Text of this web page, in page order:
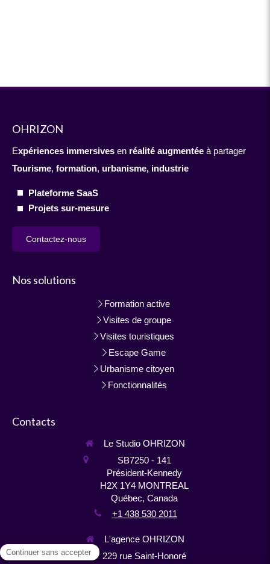
OHRIZON
Expériences immersives en réalité augmentée à partager
Tourisme, formation, urbanisme, industrie
Plateforme SaaS
Projets sur-mesure
Contactez-nous
Nos solutions
Formation active
Visites de groupe
Visites touristiques
Escape Game
Urbanisme citoyen
Fonctionnalités
Contacts
Le Studio OHRIZON
SB7250 - 141
Président-Kennedy
H2X 1Y4 MONTREAL
Québec, Canada
+1 438 530 2011
L'agence OHRIZON
229 rue Saint-Honoré